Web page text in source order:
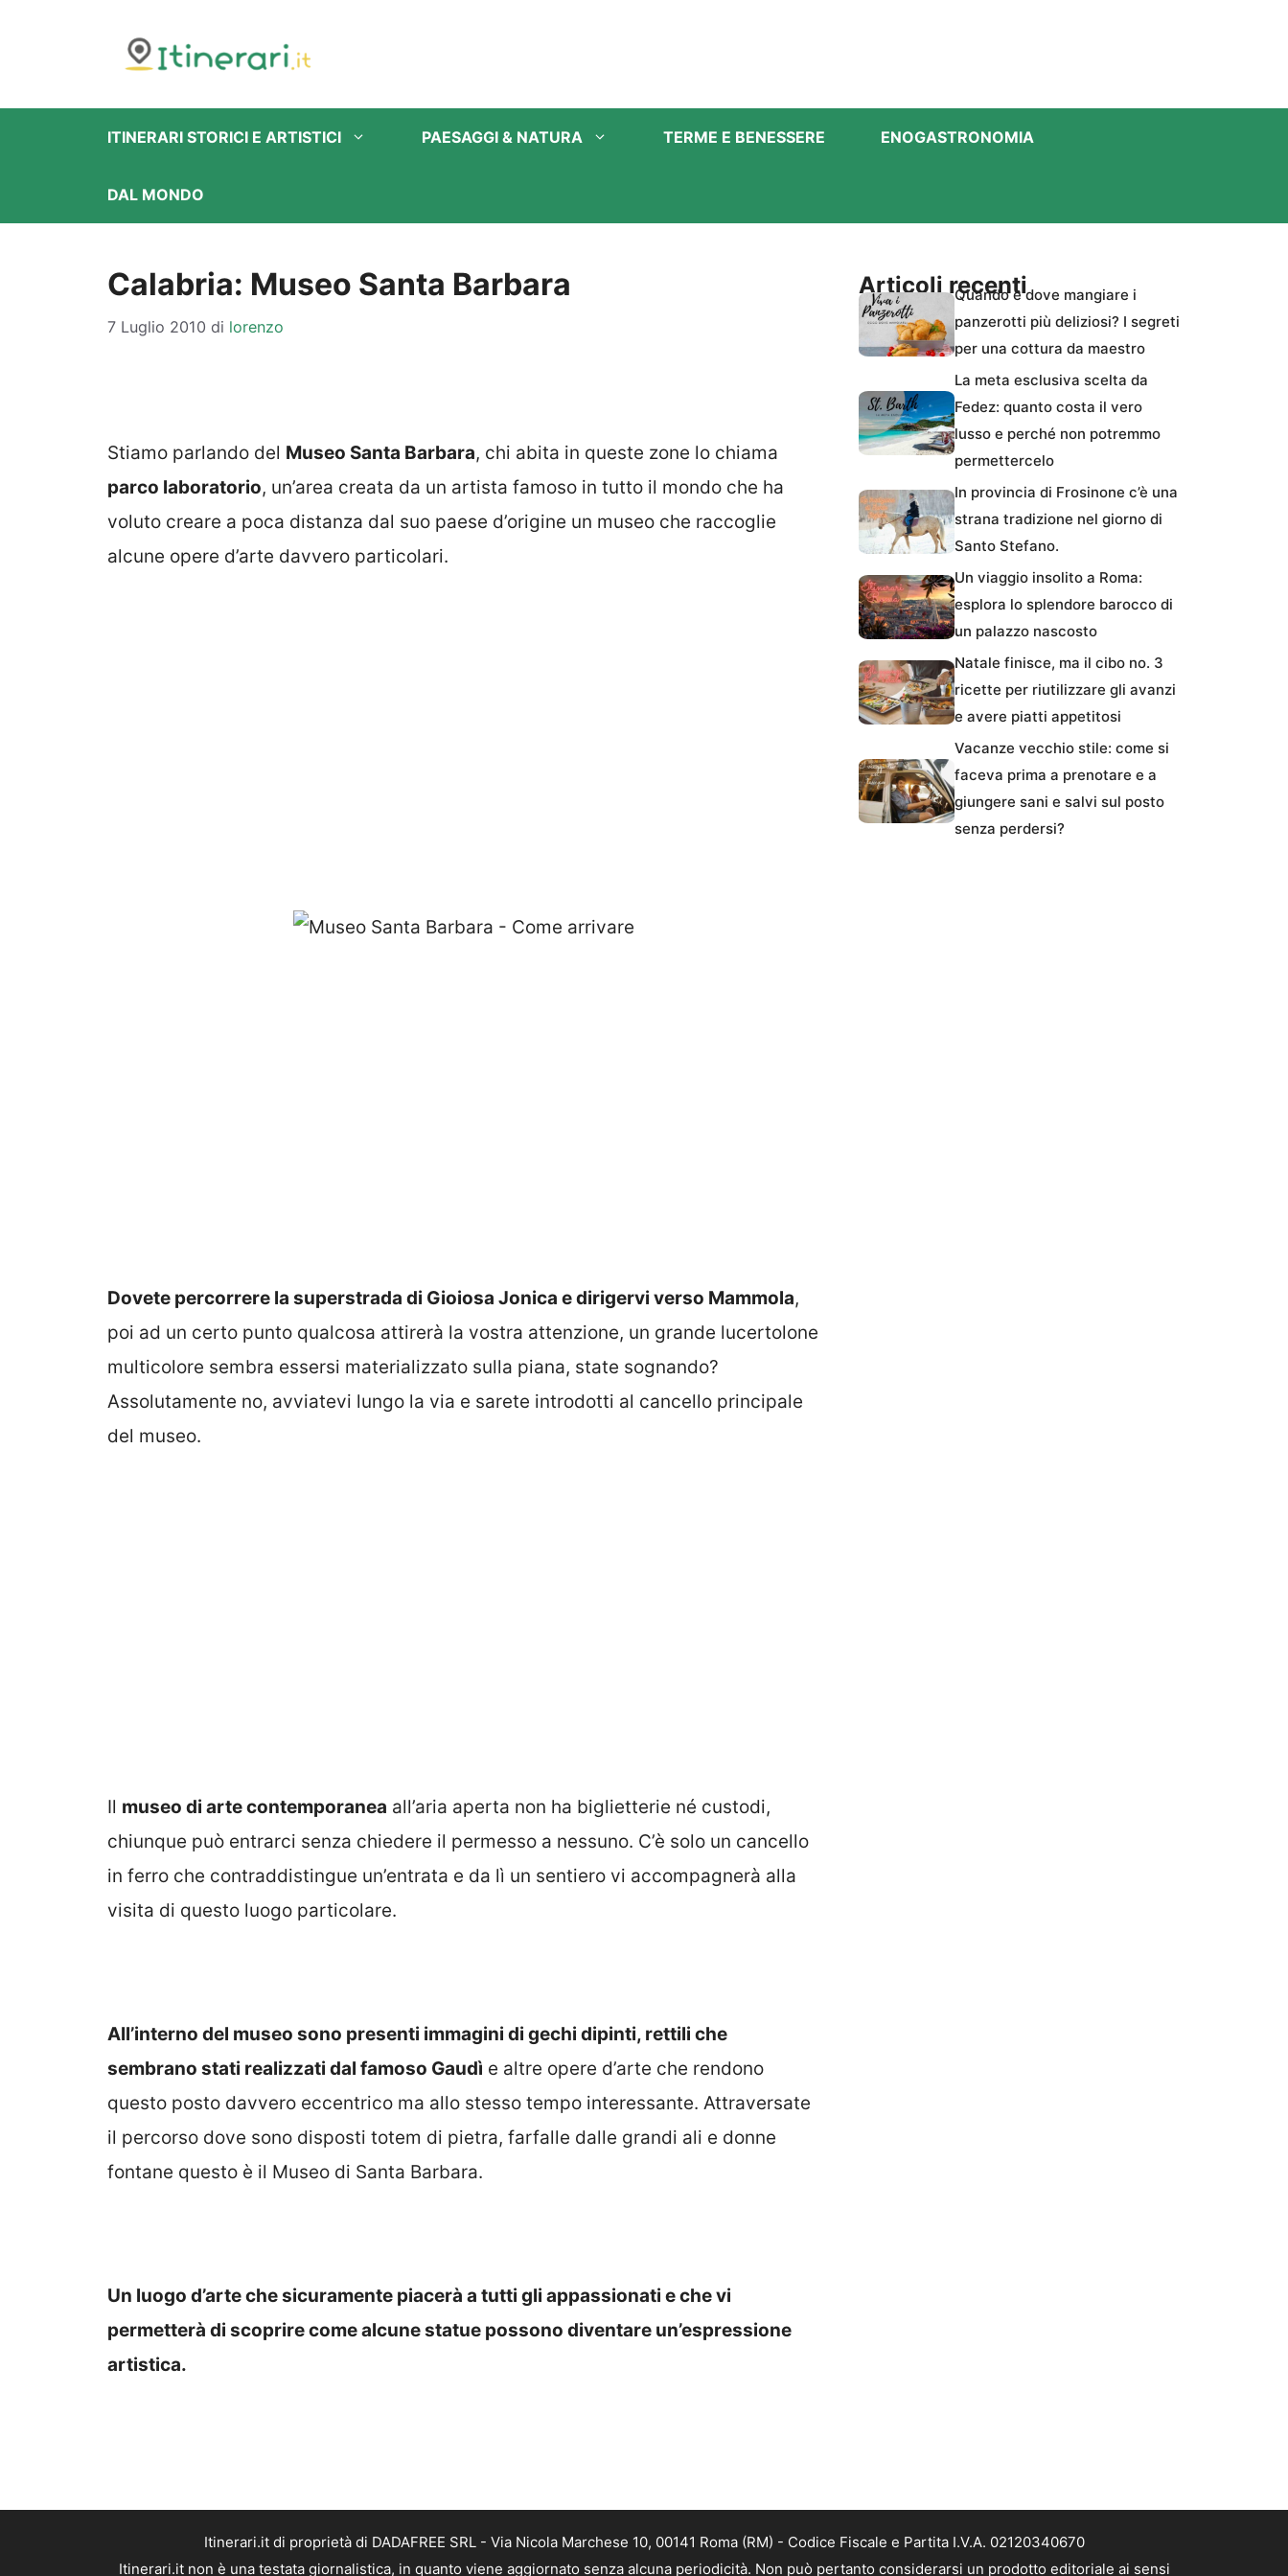
ITINERARI STORICI E ARTISTICI PAESAGGI & NATURA TERME E BENESSERE ENOGASTRONOMIA
DAL MONDO
Calabria: Museo Santa Barbara
7 Luglio 2010 di lorenzo
Stiamo parlando del Museo Santa Barbara, chi abita in queste zone lo chiama
parco laboratorio, un’area creata da un artista famoso in tutto il mondo che ha
voluto creare a poca distanza dal suo paese d’origine un museo che raccoglie
alcune opere d’arte davvero particolari.
Dovete percorrere la superstrada di Gioiosa Jonica e dirigervi verso Mammola,
poi ad un certo punto qualcosa attirerà la vostra attenzione, un grande lucertolone
multicolore sembra essersi materializzato sulla piana, state sognando?
Assolutamente no, avviatevi lungo la via e sarete introdotti al cancello principale
del museo.
Il museo di arte contemporanea all’aria aperta non ha biglietterie né custodi,
chiunque può entrarci senza chiedere il permesso a nessuno. C’è solo un cancello
in ferro che contraddistingue un’entrata e da lì un sentiero vi accompagnerà alla
visita di questo luogo particolare.
All’interno del museo sono presenti immagini di gechi dipinti, rettili che
sembrano stati realizzati dal famoso Gaudì e altre opere d’arte che rendono
questo posto davvero eccentrico ma allo stesso tempo interessante. Attraversate
il percorso dove sono disposti totem di pietra, farfalle dalle grandi ali e donne
fontane questo è il Museo di Santa Barbara.
Un luogo d’arte che sicuramente piacerà a tutti gli appassionati e che vi
permetterà di scoprire come alcune statue possono diventare un’espressione
artistica.
Articoli recentiQuando e dove mangiare i
panzerotti più deliziosi? I segreti
per una cottura da maestro
La meta esclusiva scelta da
Fedez: quanto costa il vero
lusso e perché non potremmo
permettercelo
In provincia di Frosinone c’è una
strana tradizione nel giorno di
Santo Stefano.
Un viaggio insolito a Roma:
esplora lo splendore barocco di
un palazzo nascosto
Natale finisce, ma il cibo no. 3
ricette per riutilizzare gli avanzi
e avere piatti appetitosi
Vacanze vecchio stile: come si
faceva prima a prenotare e a
giungere sani e salvi sul posto
senza perdersi?
Itinerari.it di proprietà di DADAFREE SRL - Via Nicola Marchese 10, 00141 Roma (RM) - Codice Fiscale e Partita I.V.A. 02120340670
Itinerari.it non è una testata giornalistica, in quanto viene aggiornato senza alcuna periodicità. Non può pertanto considerarsi un prodotto editoriale ai sensi